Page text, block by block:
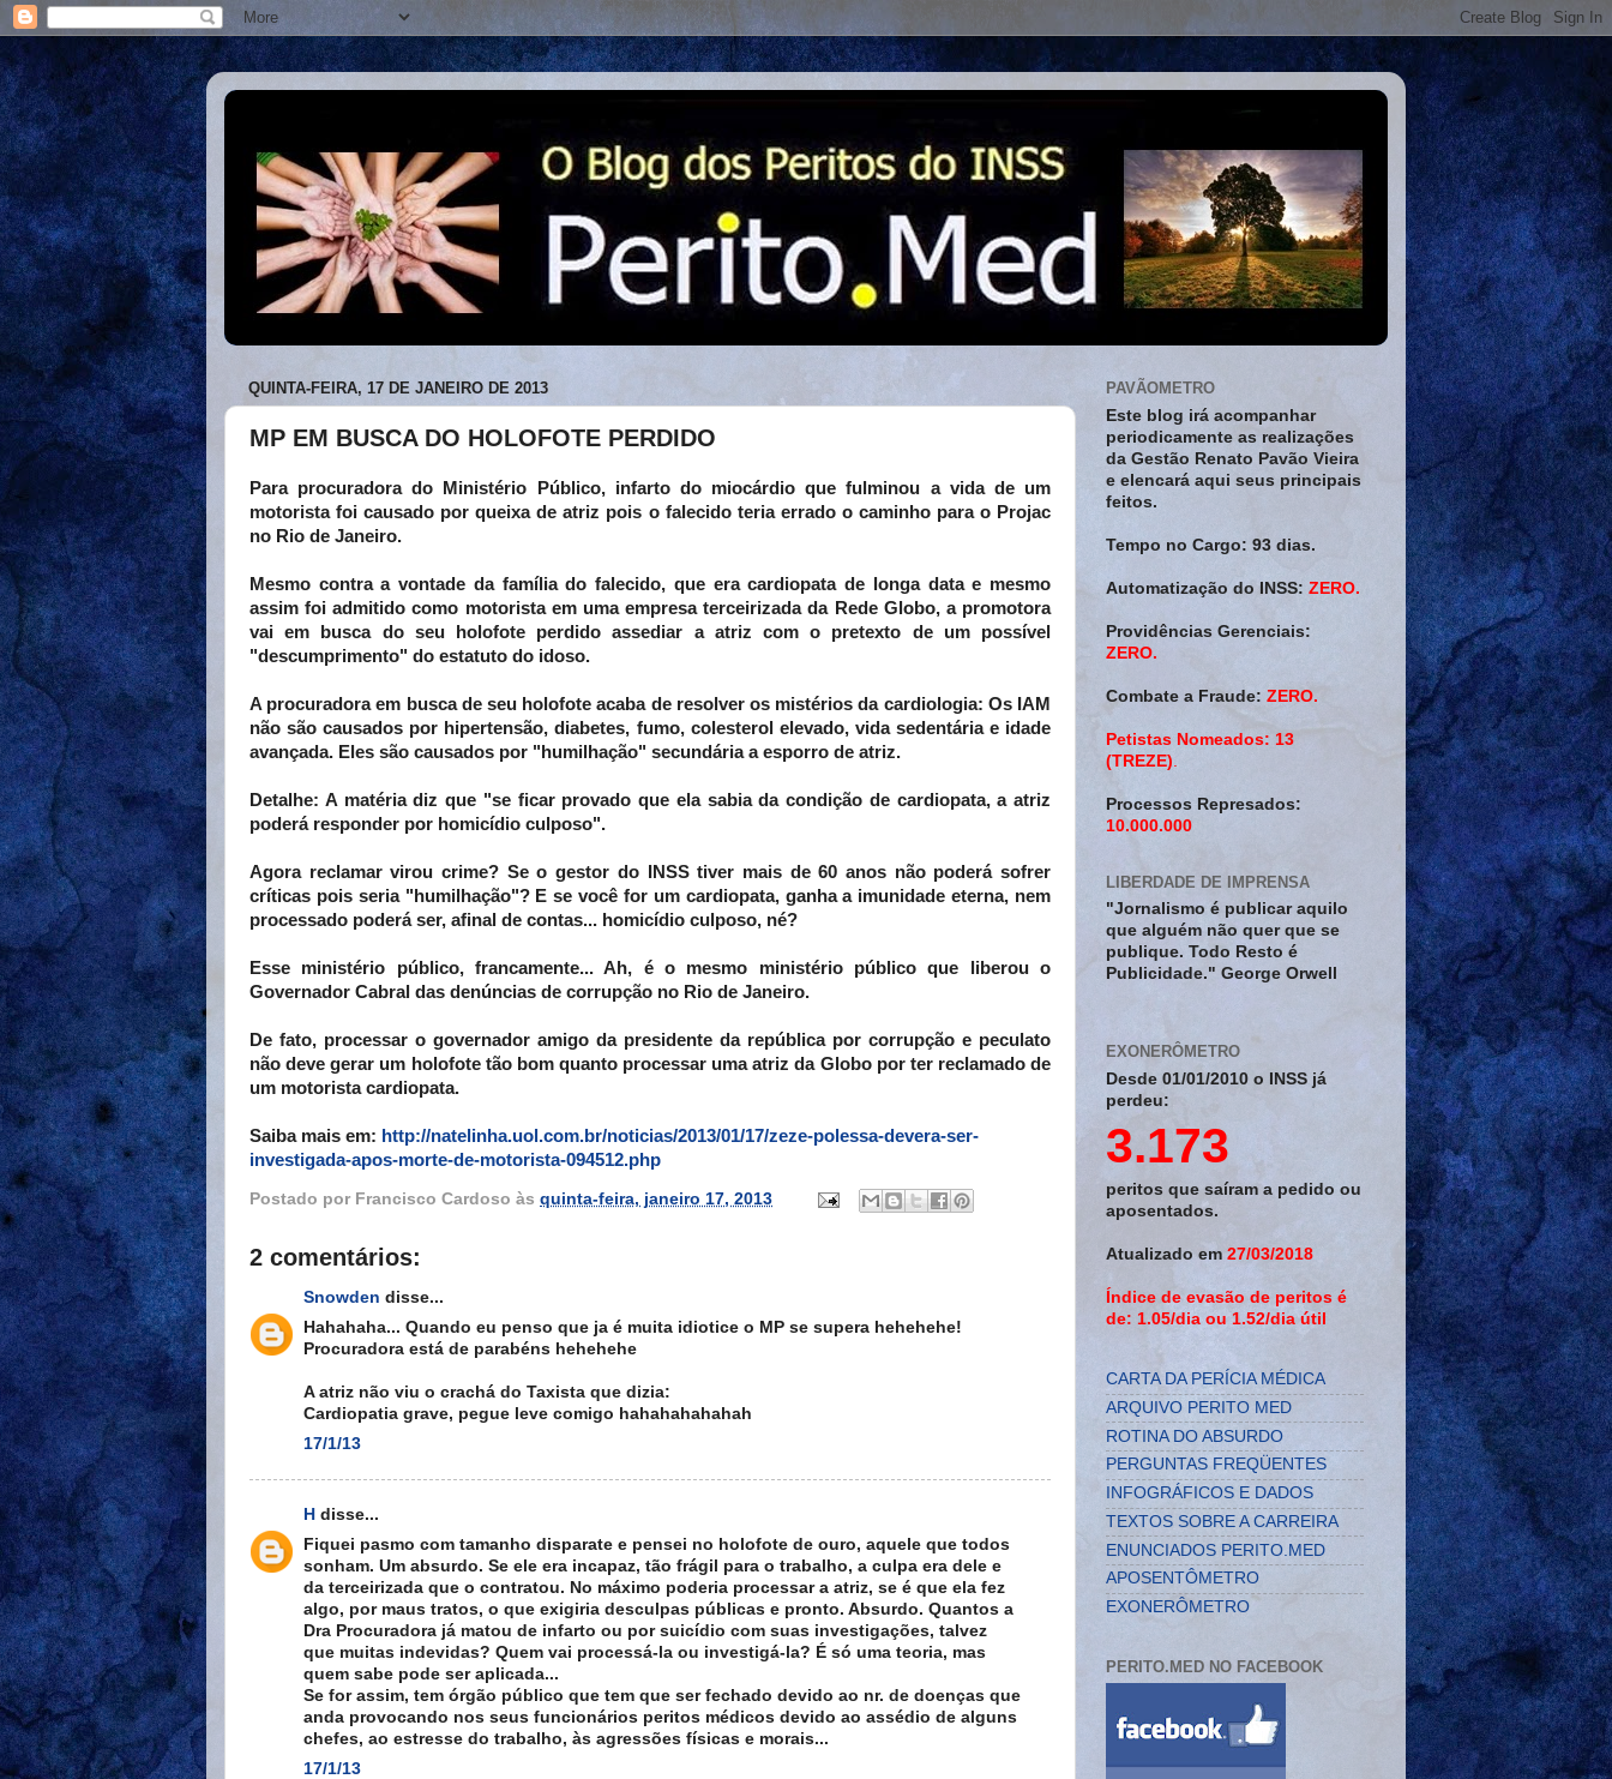
QUINTA-FEIRA, 17 DE JANEIRO DE 2013
MP EM BUSCA DO HOLOFOTE PERDIDO
Para procuradora do Ministério Público, infarto do miocárdio que fulminou a vida de um
motorista foi causado por queixa de atriz pois o falecido teria errado o caminho para o Projac
no Rio de Janeiro.
Mesmo contra a vontade da família do falecido, que era cardiopata de longa data e mesmo
assim foi admitido como motorista em uma empresa terceirizada da Rede Globo, a promotora
vai em busca do seu holofote perdido assediar a atriz com o pretexto de um possível
"descumprimento" do estatuto do idoso.
A procuradora em busca de seu holofote acaba de resolver os mistérios da cardiologia: Os IAM
não são causados por hipertensão, diabetes, fumo, colesterol elevado, vida sedentária e idade
avançada. Eles são causados por "humilhação" secundária a esporro de atriz.
Detalhe: A matéria diz que "se ficar provado que ela sabia da condição de cardiopata, a atriz
poderá responder por homicídio culposo".
Agora reclamar virou crime? Se o gestor do INSS tiver mais de 60 anos não poderá sofrer
críticas pois seria "humilhação"? E se você for um cardiopata, ganha a imunidade eterna, nem
processado poderá ser, afinal de contas... homicídio culposo, né?
Esse ministério público, francamente... Ah, é o mesmo ministério público que liberou o
Governador Cabral das denúncias de corrupção no Rio de Janeiro.
De fato, processar o governador amigo da presidente da república por corrupção e peculato
não deve gerar um holofote tão bom quanto processar uma atriz da Globo por ter reclamado de
um motorista cardiopata.
Saiba mais em: http://natelinha.uol.com.br/noticias/2013/01/17/zeze-polessa-devera-ser-
investigada-apos-morte-de-motorista-094512.php
Postado por Francisco Cardoso às quinta-feira, janeiro 17, 2013
2 comentários:
Snowden disse...
Hahahaha... Quando eu penso que ja é muita idiotice o MP se supera hehehehe!
Procuradora está de parabéns hehehehe
A atriz não viu o crachá do Taxista que dizia:
Cardiopatia grave, pegue leve comigo hahahahahahah
17/1/13
H disse...
Fiquei pasmo com tamanho disparate e pensei no holofote de ouro, aquele que todos
sonham. Um absurdo. Se ele era incapaz, tão frágil para o trabalho, a culpa era dele e
da terceirizada que o contratou. No máximo poderia processar a atriz, se é que ela fez
algo, por maus tratos, o que exigiria desculpas públicas e pronto. Absurdo. Quantos a
Dra Procuradora já matou de infarto ou por suicídio com suas investigações, talvez
que muitas indevidas? Quem vai processá-la ou investigá-la? É só uma teoria, mas
quem sabe pode ser aplicada...
Se for assim, tem órgão público que tem que ser fechado devido ao nr. de doenças que
anda provocando nos seus funcionários peritos médicos devido ao assédio de alguns
chefes, ao estresse do trabalho, às agressões físicas e morais...
17/1/13
PAVÃOMETRO
Este blog irá acompanhar
periodicamente as realizações
da Gestão Renato Pavão Vieira
e elencará aqui seus principais
feitos.
Tempo no Cargo: 93 dias.
Automatização do INSS: ZERO.
Providências Gerenciais:
ZERO.
Combate a Fraude: ZERO.
Petistas Nomeados: 13
(TREZE)
Processos Represados:
10.000.000
LIBERDADE DE IMPRENSA
"Jornalismo é publicar aquilo
que alguém não quer que se
publique. Todo Resto é
Publicidade." George Orwell
EXONERÔMETRO
Desde 01/01/2010 o INSS já
perdeu:
3.173
peritos que saíram a pedido ou
aposentados.
Atualizado em 27/03/2018
Índice de evasão de peritos é
de: 1.05/dia ou 1.52/dia útil
CARTA DA PERÍCIA MÉDICA
ARQUIVO PERITO MED
ROTINA DO ABSURDO
PERGUNTAS FREQÜENTES
INFOGRÁFICOS E DADOS
TEXTOS SOBRE A CARREIRA
ENUNCIADOS PERITO.MED
APOSENTÔMETRO
EXONERÔMETRO
PERITO.MED NO FACEBOOK